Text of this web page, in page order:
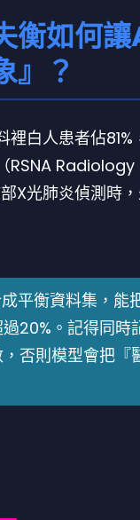
衡如何
』？
裡白人患者佔81%
RSNA Radiology
X光肺炎偵測時
平衡資料集，能
20%。記得同時
否則模型會把『